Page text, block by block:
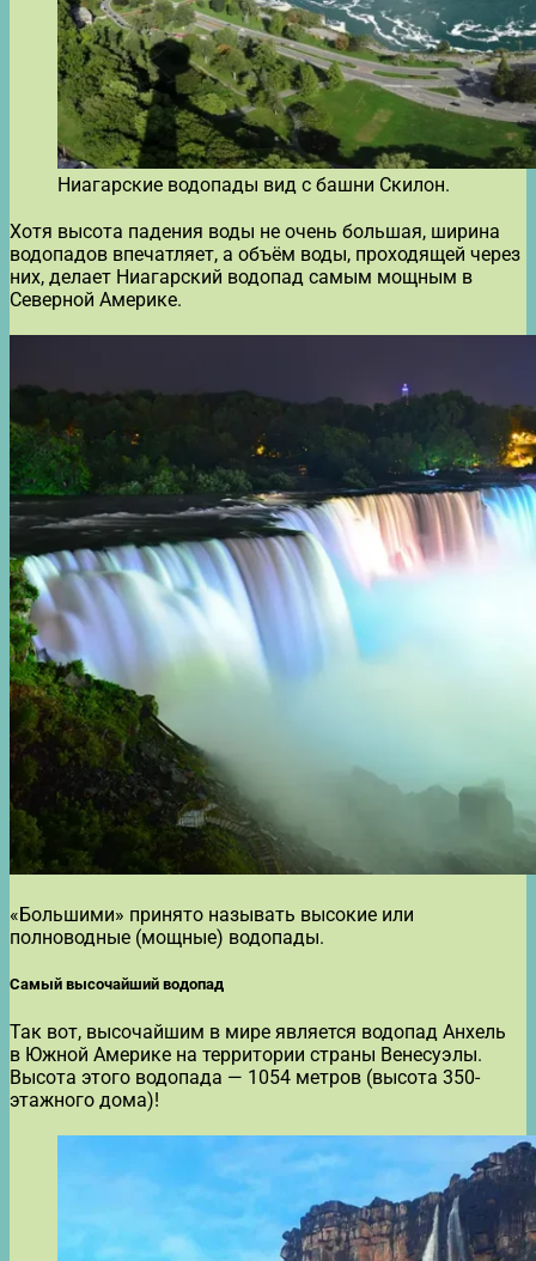
Ниагарские водопады вид с башни Скилон.
Хотя высота падения воды не очень большая, ширина
водопадов впечатляет, а объём воды, проходящей через
них, делает Ниагарский водопад самым мощным в
Северной Америке.
«Большими» принято называть высокие или
полноводные (мощные) водопады.
Самый высочайший водопад
Так вот, высочайшим в мире является водопад Анхель
в Южной Америке на территории страны Венесуэлы.
Высота этого водопада — 1054 метров (высота 350-
этажного дома)!